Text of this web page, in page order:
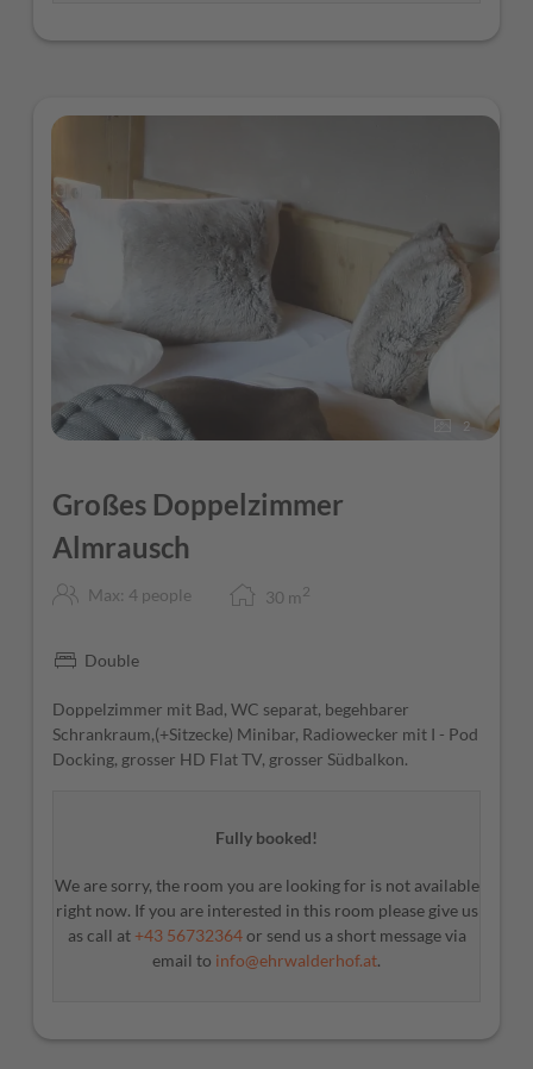
2
Großes Doppelzimmer
Almrausch
Max: 4 people 30 m 2
Double
Doppelzimmer mit Bad, WC separat, begehbarer
Schrankraum,(+Sitzecke) Minibar, Radiowecker mit I - Pod
Docking, grosser HD Flat TV, grosser Südbalkon.
Fully booked!
We are sorry, the room you are looking for is not available
right now. If you are interested in this room please give us
as call at +43 56732364or send us a short message via
email to info@ehrwalderhof.at.